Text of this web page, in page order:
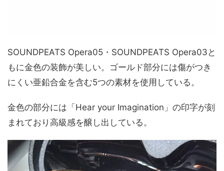
SOUNDPEATS Opera05・SOUNDPEATS Opera03と
もに金色の装飾が美しい。ゴールド部分には傷がつき
にくい亜鉛合金を含む5つの素材を使用している。
金色の部分には「Hear your Imagination」の印字が刻
まれており高級感を醸し出している。